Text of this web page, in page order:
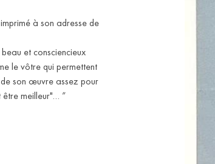
à son adresse de
et consciencieux
le vôtre qui permettent
son œuvre assez pour
meilleur"… ”